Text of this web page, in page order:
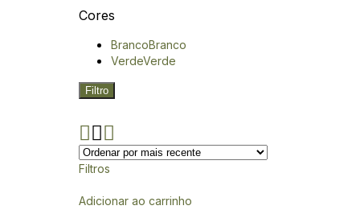
Cores
BrancoBranco
VerdeVerde
Filtro
Filtros
Adicionar ao carrinho